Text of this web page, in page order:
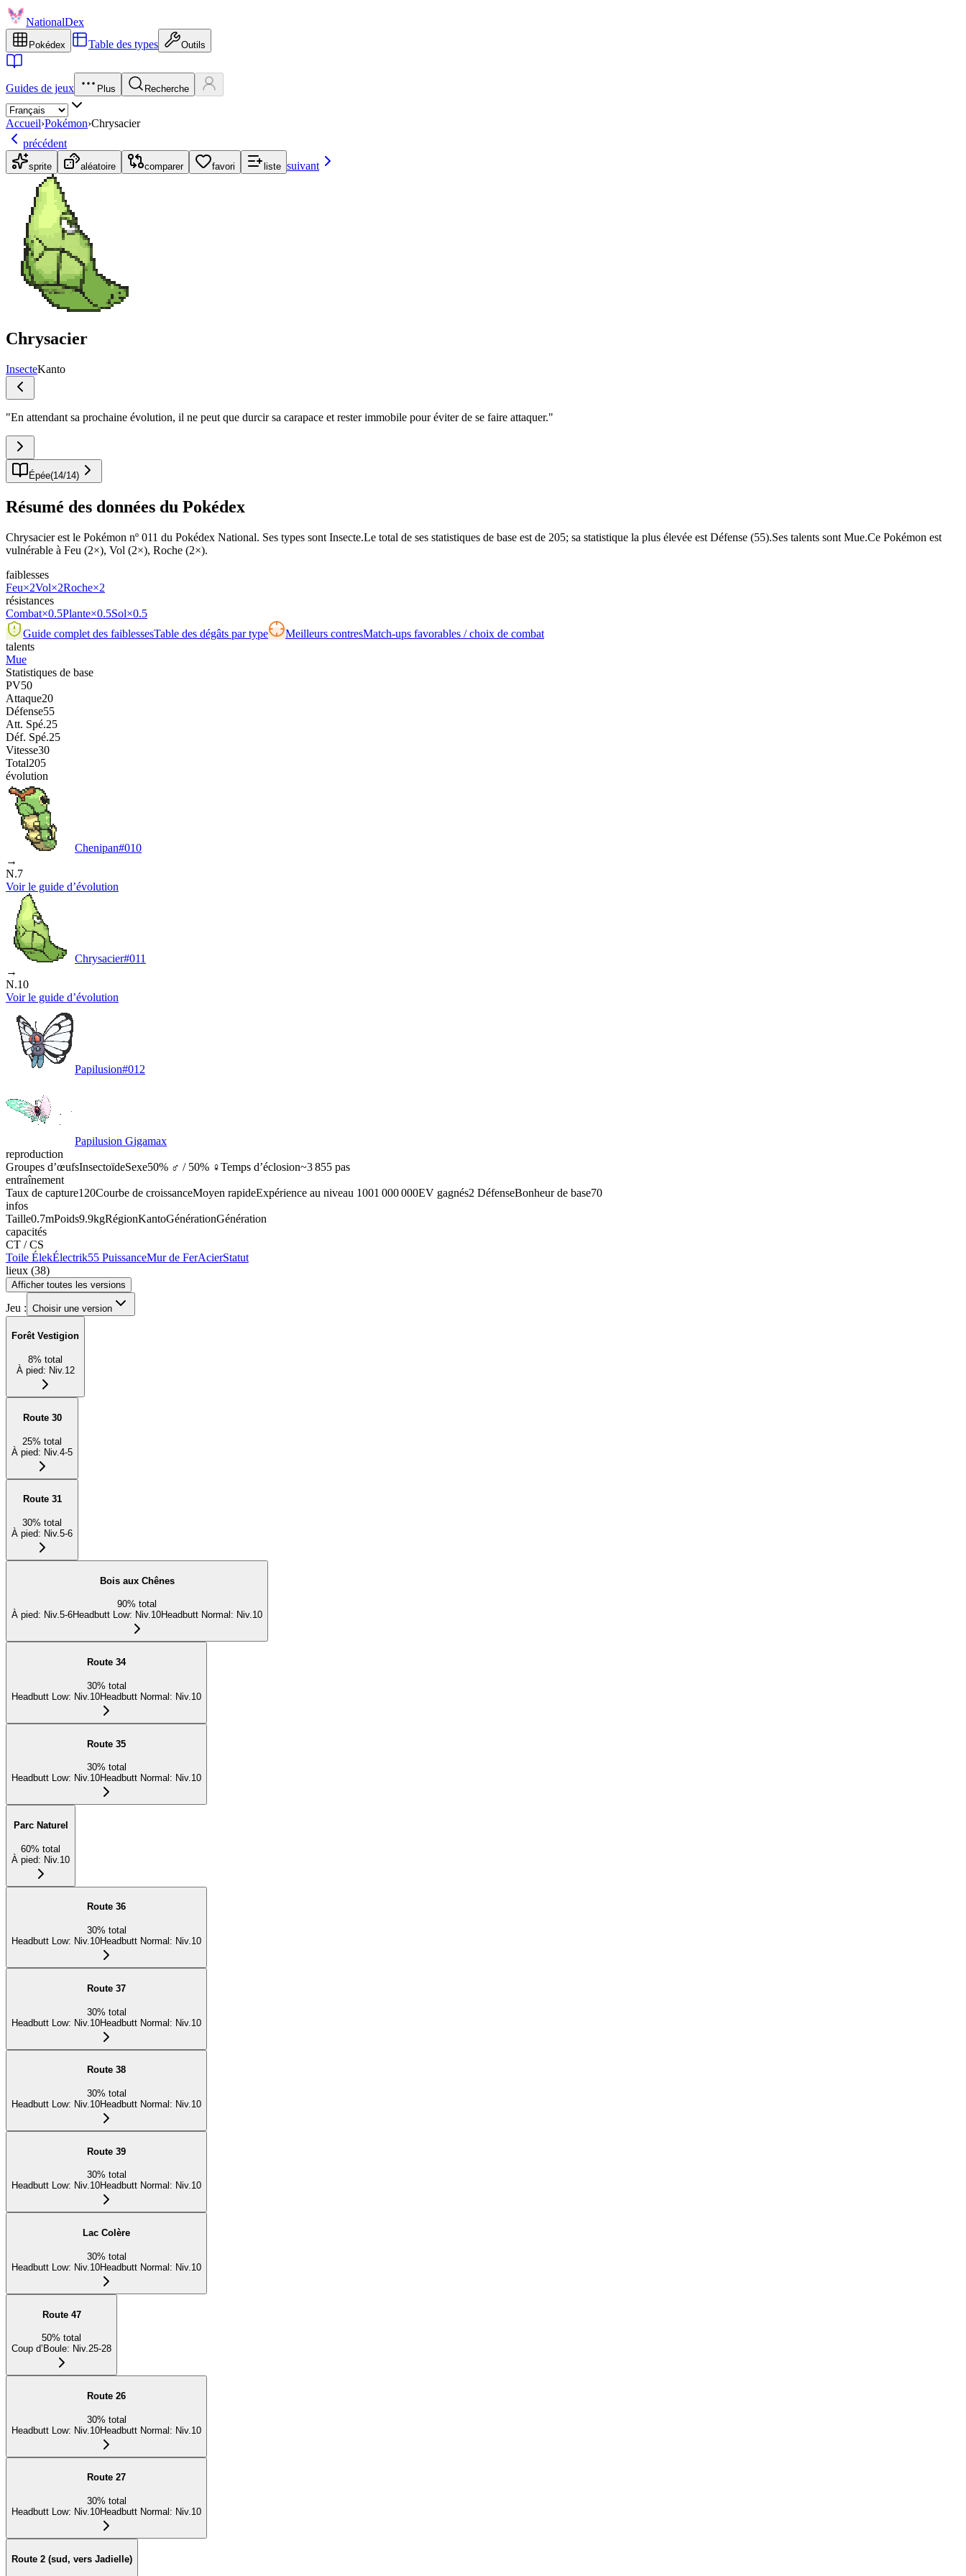
NationalDex
Pokédex Table des types Outils
Guides de jeux Plus Recherche
Accueil›Pokémon›Chrysacier
précédent
sprite aléatoire comparer favori liste suivant
Chrysacier
InsecteKanto
"En attendant sa prochaine évolution, il ne peut que durcir sa carapace et rester immobile pour éviter de se faire attaquer."
Épée(14/14)
Résumé des données du Pokédex
Chrysacier est le Pokémon nº 011 du Pokédex National. Ses types sont Insecte.Le total de ses statistiques de base est de 205; sa statistique la plus élevée est Défense (55).Ses talents sont Mue.Ce Pokémon est
vulnérable à Feu (2×), Vol (2×), Roche (2×).
faiblesses
Feu×2Vol×2Roche×2
résistances
Combat×0.5Plante×0.5Sol×0.5
Guide complet des faiblessesTable des dégâts par type Meilleurs contresMatch-ups favorables / choix de combat
talents
Mue
Statistiques de base
PV50
Attaque20
Défense55
Att. Spé.25
Déf. Spé.25
Vitesse30
Total205
évolution
Chenipan#010
→
N.7
Voir le guide d’évolution
Chrysacier#011
→
N.10
Voir le guide d’évolution
Papilusion#012
Papilusion Gigamax
reproduction
Groupes d’œufsInsectoïdeSexe50% ♂ / 50% ♀Temps d’éclosion~3 855 pas
entraînement
Taux de capture120Courbe de croissanceMoyen rapideExpérience au niveau 1001 000 000EV gagnés2 DéfenseBonheur de base70
infos
Taille0.7mPoids9.9kgRégionKantoGénérationGénération
capacités
CT / CS
Toile ÉlekÉlectrik55 PuissanceMur de FerAcierStatut
lieux (38)
Afficher toutes les versions
Jeu : Choisir une version
Forêt Vestigion
8% total
À pied: Niv.12
Route 30
25% total
À pied: Niv.4-5
Route 31
30% total
À pied: Niv.5-6
Bois aux Chênes
90% total
À pied: Niv.5-6Headbutt Low: Niv.10Headbutt Normal : Niv.10
Route 34
30% total
Headbutt Low: Niv.10Headbutt Normal : Niv.10
Route 35
30% total
Headbutt Low: Niv.10Headbutt Normal : Niv.10
Parc Naturel
60% total
À pied: Niv.10
Route 36
30% total
Headbutt Low: Niv.10Headbutt Normal : Niv.10
Route 37
30% total
Headbutt Low: Niv.10Headbutt Normal: Niv.10
Route 38
30% total
Headbutt Low: Niv.10Headbutt Normal : Niv.10
Route 39
30% total
Headbutt Low: Niv.10Headbutt Normal : Niv.10
Lac Colère
30% total
Headbutt Low: Niv.10Headbutt Normal : Niv.10
Route 47
50% total
Coup d’Boule: Niv.25-28
Route 26
30% total
Headbutt Low: Niv.10Headbutt Normal : Niv.10
Route 27
30% total
Headbutt Low: Niv.10Headbutt Normal : Niv.10
Route 2 (sud, vers Jadielle)